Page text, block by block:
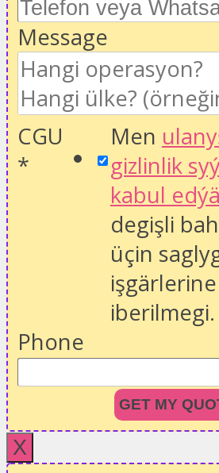
Message
CGU
*
Men
gizlinlik
kabul
degişli
üçin
iberilmegi.
Phone
GET MY
X